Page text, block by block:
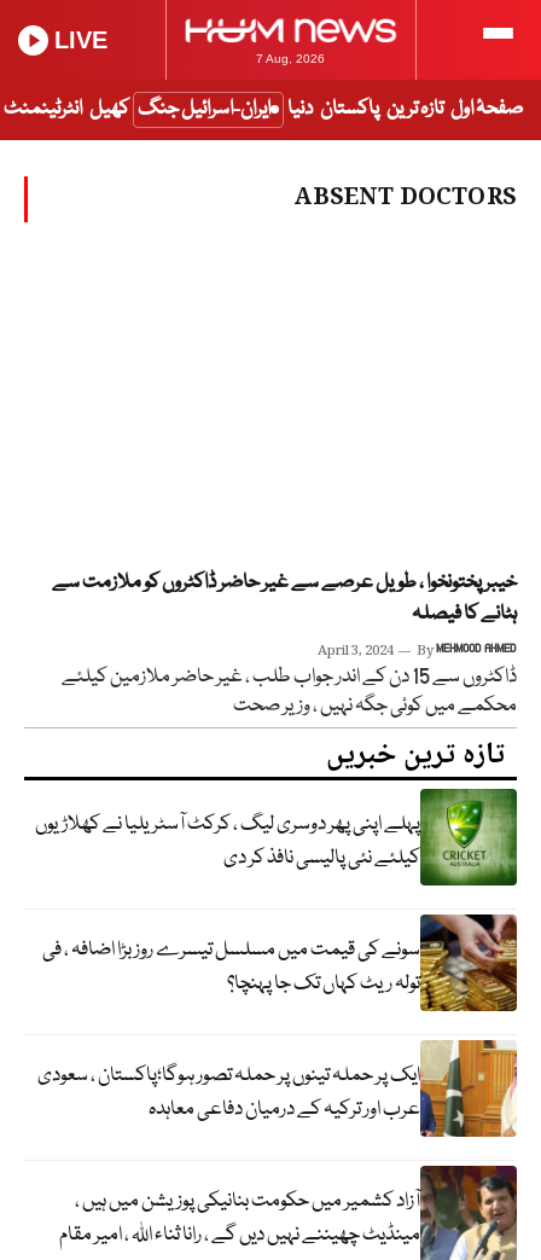
7 Aug, 2026
LIVE
صفحۂ اول تازہ ترین پاکستان دنیا ایران-اسرائیل جنگ کھیل انٹرٹینمنٹ
ABSENT DOCTORS
خیبر پختونخوا ، طویل عرصے سے غیر حاضر ڈاکٹروں کو ملازمت سے
ہٹانے کا فیصلہ
April 3, 2024 ByMEHMOOD AHMED
ڈاکٹروں سے 15 دن کے اندر جواب طلب ، غیر حاضر ملازمین کیلئے
محکمے میں کوئی جگہ نہیں ، وزیر صحت
تازہ ترین خبریں
پہلے اپنی پھر دوسری لیگ ، کرکٹ آسٹریلیا نے کھلاڑیوں
کیلئے نئی پالیسی نافذ کر دی
سونے کی قیمت میں مسلسل تیسرے روز بڑا اضافہ ، فی
تولہ ریٹ کہاں تک جا پہنچا؟
ایک پر حملہ تینوں پر حملہ تصور ہوگا؛پاکستان ، سعودی
عرب اور ترکیہ کے درمیان دفاعی معاہدہ
آزاد کشمیر میں حکومت بنانیکی پوزیشن میں ہیں ،
مینڈیٹ چھیننے نہیں دیں گے ، رانا ثناء اللہ ، امیر مقام